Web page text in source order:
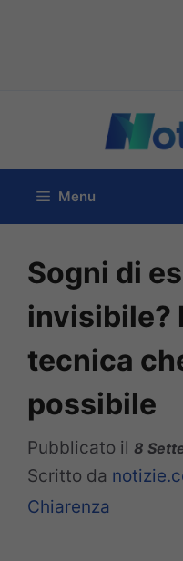
contenuto
Menu
Sogni di
invisibile?
tecnica
possibile
Pubblicato il 8
Scritto da
Chiarenza